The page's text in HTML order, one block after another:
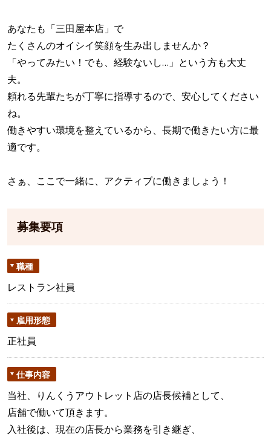
あなたも「三田屋本店」で
たくさんのオイシイ笑顔を生み出しませんか？
「やってみたい！でも、経験ないし…」という方も大丈
夫。
頼れる先輩たちが丁寧に指導するので、安心してください
ね。
働きやすい環境を整えているから、長期で働きたい方に最
適です。
さぁ、ここで一緒に、アクティブに働きましょう！
募集要項
職種
レストラン社員
雇用形態
正社員
仕事内容
当社、りんくうアウトレット店の店長候補として、
店舗で働いて頂きます。
入社後は、現在の店長から業務を引き継ぎ、